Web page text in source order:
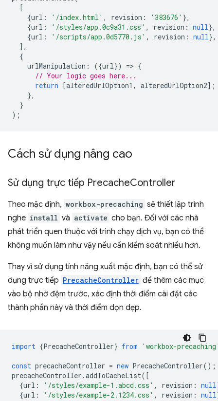
[
{url : '/index.html' , revision : '383676' },
{url : '/styles/app.0c9a31.css' , revision : null},
{url : '/scripts/app.0d5770.js' , revision : null},
],
{
urlManipulation : ({url}) => {
// Your logic goes here...
return [alteredUrlOption1 , alteredUrlOption2];
},
}
);
Cách sử dụng nâng cao
Sử dụng trực tiếp PrecacheController
Theo mặc định, workbox-precaching sẽ thiết lập trình
nghe install và activate cho bạn. Đối với các nhà
phát triển quen thuộc với trình chạy dịch vụ, bạn có thể
không muốn làm như vậy nếu cần kiểm soát nhiều hơn.
Thay vì sử dụng tính năng xuất mặc định, bạn có thể sử
dụng trực tiếp PrecacheController để thêm các mục
vào bộ nhớ đệm trước, xác định thời điểm cài đặt các
thành phần này và thời điểm dọn dẹp.
import {PrecacheController} from 'workbox-
const precacheController = new PrecacheController();
precacheController .addToCacheList([
{url : '/styles/example-1.abcd.css' , revision : null
{url : '/styles/example-2.1234.css' , revision : null